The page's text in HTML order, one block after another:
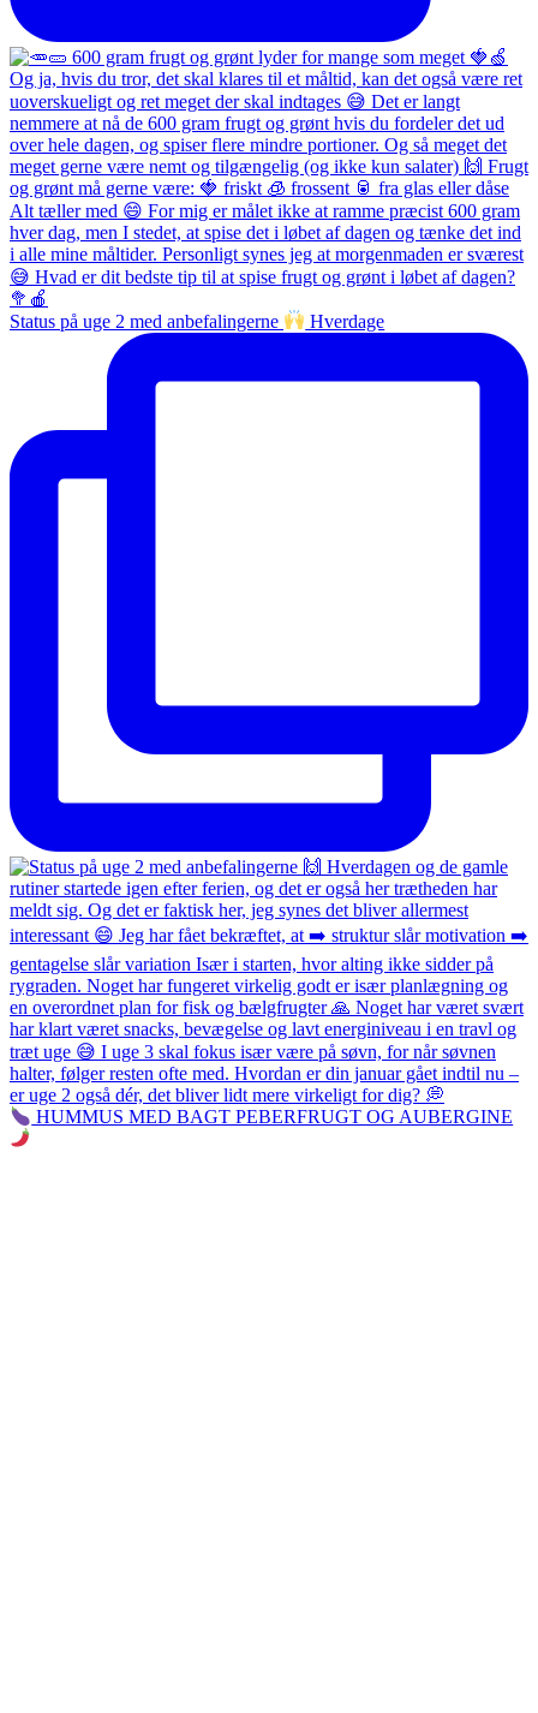
Status på uge 2 med anbefalingerne Hverdage
HUMMUS MED BAGT PEBERFRUGT OG AUBERGINE